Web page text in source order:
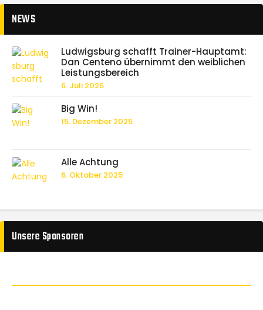
NEWS
Ludwigsburg schafft Trainer-Hauptamt:
Dan Centeno übernimmt den weiblichen
Leistungsbereich
6. Juli 2026
Big Win!
15. Dezember 2025
Alle Achtung
6. Oktober 2025
Unsere Sponsoren